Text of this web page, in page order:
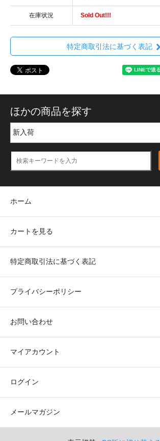
在庫状況 Sold Out!!!
特定商取引法に基づく表記
ほかの商品を探す
ホーム
カートを見る
特定商取引法に基づく表記
プライバシーポリシー
お問い合わせ
マイアカウント
ログイン
メールマガジン